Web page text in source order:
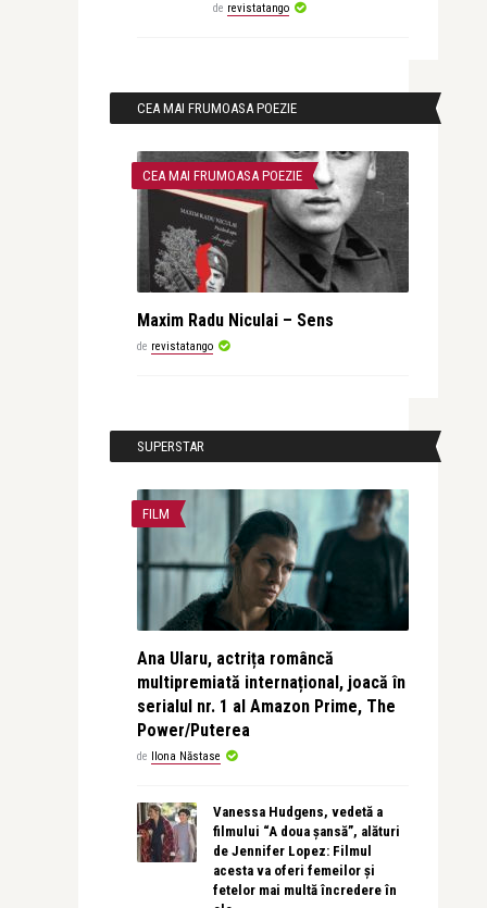
de revistatango
CEA MAI FRUMOASA POEZIE
CEA MAI FRUMOASA POEZIE
Maxim Radu Niculai – Sens
de revistatango
SUPERSTAR
FILM
Ana Ularu, actrița româncă
multipremiată internațional, joacă în
serialul nr. 1 al Amazon Prime, The
Power/Puterea
de Ilona Năstase
Vanessa Hudgens, vedetă a
filmului “A doua șansă”, alături
de Jennifer Lopez: Filmul
acesta va oferi femeilor și
fetelor mai multă încredere în